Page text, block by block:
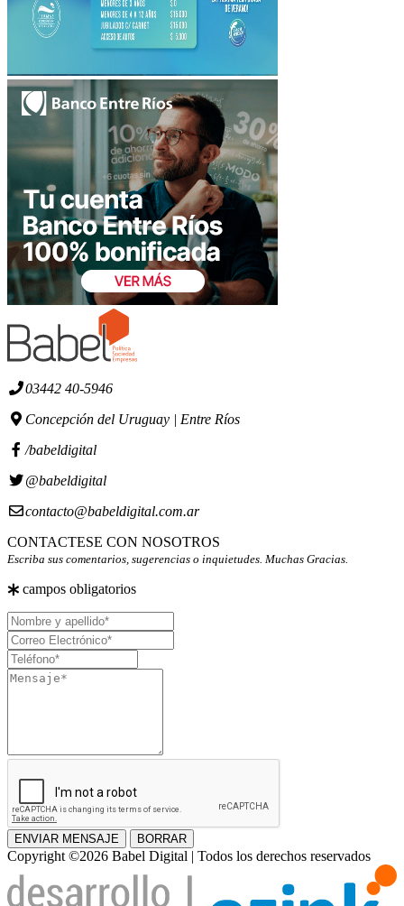
03442 40-5946
Concepción del Uruguay | Entre Ríos
/babeldigital
@babeldigital
contacto@babeldigital.com.ar
CONTACTESE CON NOSOTROS
Escriba sus comentarios, sugerencias o inquietudes. Muchas Gracias.
campos obligatorios
Nombre
y
apellido
Correo
Electrónico
Teléfono
Mensaje
ENVIAR MENSAJE BORRAR
Copyright ©2026 Babel Digital | Todos los derechos reservados